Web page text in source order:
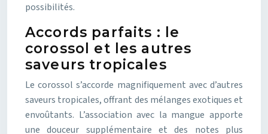
possibilités.
Accords parfaits : le
corossol et les autres
saveurs tropicales
Le corossol s’accorde magnifiquement avec d’autres
saveurs tropicales, offrant des mélanges exotiques et
envoûtants. L’association avec la mangue apporte
une douceur supplémentaire et des notes plus